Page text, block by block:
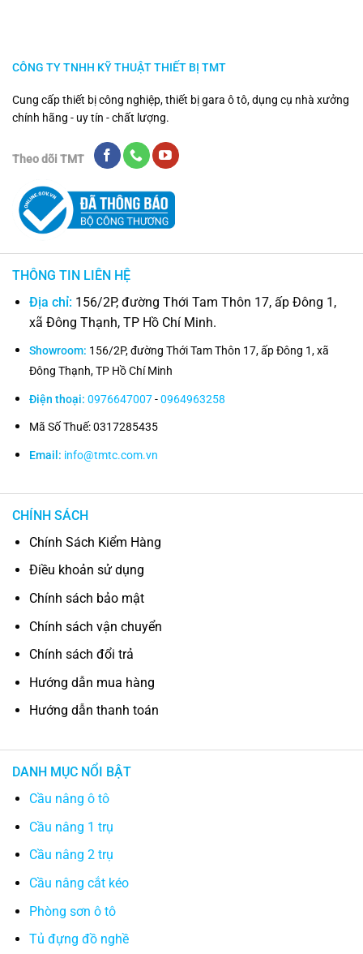
CÔNG TY TNHH KỸ THUẬT THIẾT BỊ TMT
Cung cấp thiết bị công nghiệp, thiết bị gara ô tô, dụng cụ nhà xưởng
chính hãng - uy tín - chất lượng.
Theo dõi TMT
THÔNG TIN LIÊN HỆ
Địa chỉ: 156/2P, đường Thới Tam Thôn 17, ấp Đông 1,
xã Đông Thạnh, TP Hồ Chí Minh.
Showroom: 156/2P, đường Thới Tam Thôn 17, ấp Đông 1, xã
Đông Thạnh, TP Hồ Chí Minh
Điện thoại: 0976647007-0964963258
Mã Số Thuế: 0317285435
Email: info@tmtc.com.vn
CHÍNH SÁCH
Chính Sách Kiểm Hàng
Điều khoản sử dụng
Chính sách bảo mật
Chính sách vận chuyển
Chính sách đổi trả
Hướng dẫn mua hàng
Hướng dẫn thanh toán
DANH MỤC NỔI BẬT
Cầu nâng ô tô
Cầu nâng 1 trụ
Cầu nâng 2 trụ
Cầu nâng cắt kéo
Phòng sơn ô tô
Tủ đựng đồ nghề